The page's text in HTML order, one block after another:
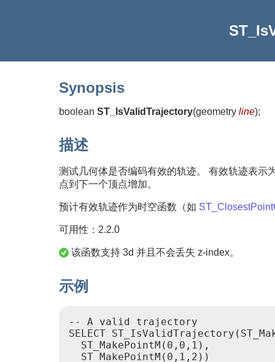
Synopsis
boolean ST_IsValidTrajectory(geometry line);
描述
测试几何体是否编码有效的轨迹。 有效轨迹表示
点到下一个顶点增加。
预计有效轨迹作为时空函数（如
可用性：2.2.0
该函数支持 3d 并且不会丢失 z-index。
示例
-- A valid trajectory
SELECT
  ST_MakePointM(0,0,1),
  ST_MakePointM(0,1,2))